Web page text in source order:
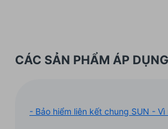
CÁC SẢN PHẨM ÁP DỤNG
- Bảo hiểm liên kết chung SUN - Vì